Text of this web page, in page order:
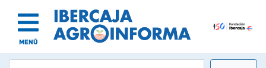
MENÚ